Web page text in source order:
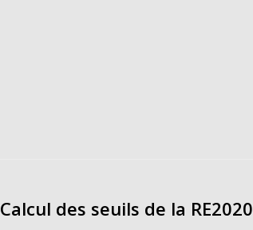
Calcul des seuils de la RE2020